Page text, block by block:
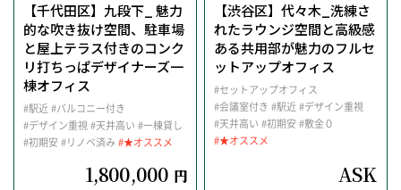
【千代田区】九段下_ 魅力
的な吹き抜け空間、駐車場
と屋上テラス付きのコンク
リ打ちっぱデザイナーズ一
棟オフィス
#駅近#バルコニー付き
#デザイン重視#天井高い #一棟貸し
#初期安 #リノベ済み #★オススメ
1,800,000 円
【渋谷区】代々木_洗練さ
れたラウンジ空間と高級感
ある共用部が魅力のフルセ
ットアップオフィス
#セットアップオフィス
#会議室付き #駅近#デザイン重視
#天井高い #初期安 #敷金０
#★オススメ
ASK